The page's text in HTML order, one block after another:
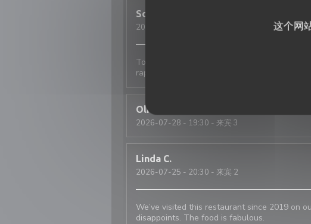
这个网
Soun
2026-08-03
Toujours parfait. Le personnel est adorable
rapidement servis. Je recommande fortement
Olivier
2026-07-28 - 19:30 - 来宾 3
Linda C
2026-07-25 - 20:30 - 来宾 2
We’ve visited this restaurant since 2019 on
disappoints. The food is fabulous.